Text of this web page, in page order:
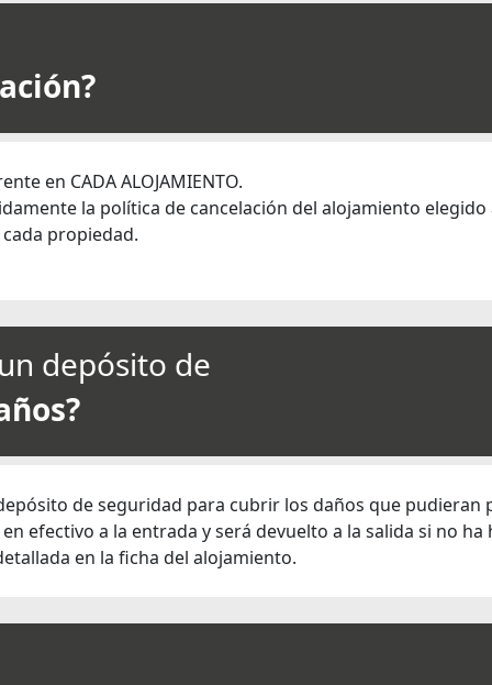
en CADA ALOJAMIENTO.
la política de cancelación del alojamiento
propiedad.
depósito de
de seguridad para cubrir los daños que pudieran
efectivo a la entrada y será devuelto a la salida si no
en la ficha del alojamiento.